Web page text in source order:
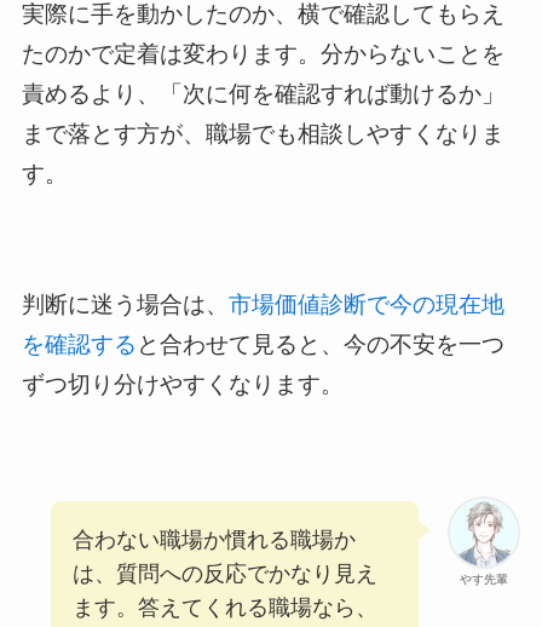
実際に手を動かしたのか、横で確認してもらえ
たのかで定着は変わります。分からないことを
責めるより、「次に何を確認すれば動けるか」
まで落とす方が、職場でも相談しやすくなりま
す。
判断に迷う場合は、 市場価値診断で今の現在地
を確認する と合わせて見ると、今の不安を一つ
ずつ切り分けやすくなります。
やす先輩
合わない職場か慣れる職場か
は、質問への反応でかなり見え
ます。答えてくれる職場なら、